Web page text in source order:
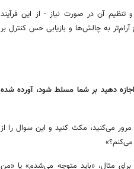
تنظیم آن در صورت نیاز - از این فرآیند
به چالش‌ها و بازیابی حس کنترل بر
دهید بر شما مسلط شود، آورده شده
می‌کنید، مکث کنید و این سوال را از
برای مثال، «باید متوجه می‌شدم» یا «من